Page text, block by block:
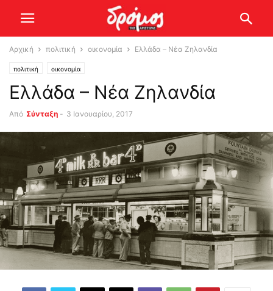
Αρχική πολιτική οικονομία Ελλάδα – Νέα Ζηλανδία
πολιτική οικονομία
Ελλάδα – Νέα Ζηλανδία
Από Σύνταξη - 3 Ιανουαρίου, 2017